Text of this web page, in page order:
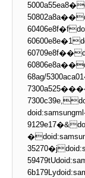
68ag/